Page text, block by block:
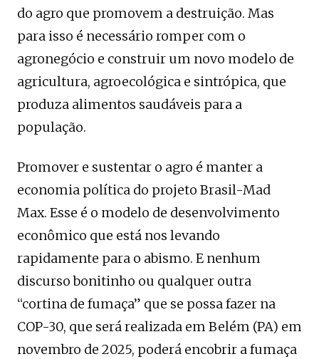
do agro que promovem a destruição. Mas
para isso é necessário romper com o
agronegócio e construir um novo modelo de
agricultura, agroecológica e sintrópica, que
produza alimentos saudáveis para a
população.
Promover e sustentar o agro é manter a
economia política do projeto Brasil-Mad
Max. Esse é o modelo de desenvolvimento
econômico que está nos levando
rapidamente para o abismo. E nenhum
discurso bonitinho ou qualquer outra
“cortina de fumaça” que se possa fazer na
COP-30, que será realizada em Belém (PA) em
novembro de 2025, poderá encobrir a fumaça